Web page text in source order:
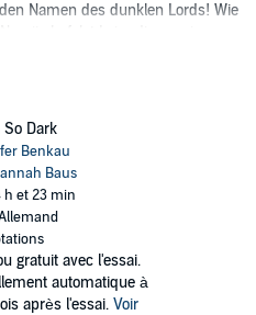
Namen des dunklen Lords! Wie
befolgt Laire dieses eiserne
fällt, bleibt ihr keine Wahl: Sie
Gnade bitten. Doch in seinem
und tödliche Magie. Will Laire
einen Menschen, den sie nie
Herz in tausend Stücke
wieOne True Queen
Bestsellerautorin Jennifer
So Dark
Benkau
Baus
h et 23 min
gratuit avec l'essai.
automatique à
après l'essai. Voir